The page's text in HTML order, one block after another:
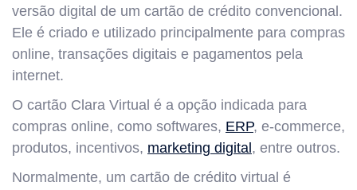
versão digital de um cartão de crédito convencional.
Ele é criado e utilizado principalmente para compras
online, transações digitais e pagamentos pela
internet.
O cartão Clara Virtual é a opção indicada para
compras online, como softwares, ERP, e-commerce,
produtos, incentivos, marketing digital , entre outros.
Normalmente, um cartão de crédito virtual é